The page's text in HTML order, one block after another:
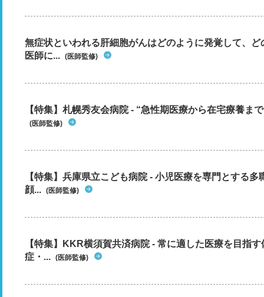
無症状といわれる肝細胞がんはどのように発覚して、
医師に... (医師監修)
【特集】札幌秀友会病院 - “急性期医療から在宅療養ま
(医師監修)
【特集】兵庫県立こども病院 - 小児医療を専門とする
顔... (医師監修)
【特集】KKR横須賀共済病院 - 常に適した医療を目指
症・... (医師監修)